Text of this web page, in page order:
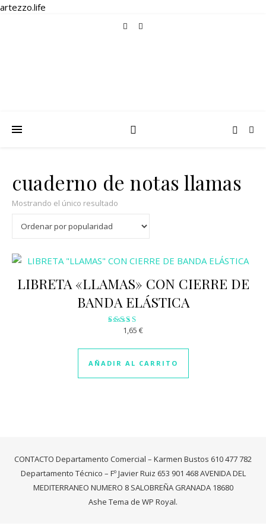
artezzo.life
cuaderno de notas llamas
Mostrando el único resultado
LIBRETA «LLAMAS» CON CIERRE DE
BANDA ELÁSTICA
Valorado
2.84
de 5
1,65 €
AÑADIR AL CARRITO
CONTACTO Departamento Comercial – Karmen Bustos 610 477 782
Departamento Técnico – Fº Javier Ruiz 653 901 468 AVENIDA DEL
MEDITERRANEO NUMERO 8 SALOBREÑA GRANADA 18680
Ashe Tema de WP Royal.